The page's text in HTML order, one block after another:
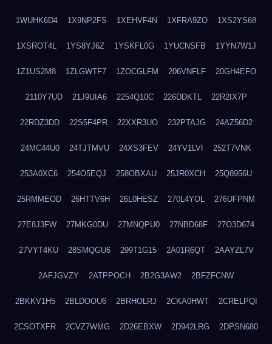
1WUHK6D4 1X9NP2FS 1XEHVF4N 1XFRA9ZO 1XS2YS68
1XSROT4L 1YS8YJ6Z 1YSKFL0G 1YUCNSFB 1YYN7W1J
1Z1US2M8 1ZLGWTF7 1ZOCGLFM 206VNFLF 20GH4EFO
2110Y7UD 21J9UIA6 2254Q10C 226DDKTL 22R2IX7P
22RDZ3DD 22S5F4PR 22XXR3UO 232PTAJG 24AZ56D2
24MC44U0 24TJTMVU 24XS3FEV 24YV1LVI 252T7VNK
253A0XC6 254O5EQJ 258OBXAU 25JR0XCH 25Q8956U
25RMMEOD 26HTTV6H 26L0HESZ 270L4YOL 276UFPNM
27E8J3FW 27MKG0DU 27MNQPU0 27NBD68F 27O3D674
27VYT4KU 28SMQGU6 299T1G15 2A01R6QT 2AAYZL7V
2AFJGVZY 2ATPPOCH 2B2G3AW2 2BFZFCNW
2BKKV1H5 2BLDOOU6 2BRHOLRJ 2CKA0HWT 2CRELPQI
2CSOTXFR 2CVZ7WMG 2D26EBXW 2D942LRG 2DPSN680